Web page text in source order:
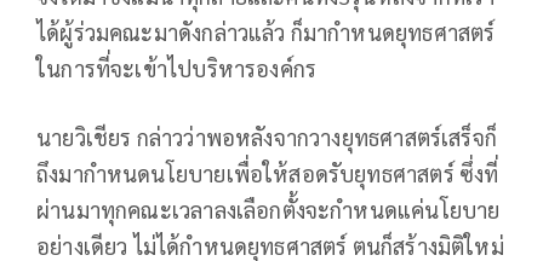
ได้ผู้ร่วมคณะมาดังกล่าวแล้ว ก็มากำหนดยุทธศาสตร์
ในการที่จะเข้าไปบริหารองค์กร
นายวิเชียร กล่าวว่าพอหลังจากวางยุทธศาสตร์เสร็จก็
ถึงมากำหนดนโยบายเพื่อให้สอดรับยุทธศาสตร์ ซึ่งที่
ผ่านมาทุกคณะเวลาลงเลือกตั้งจะกำหนดแค่นโยบาย
อย่างเดียว ไม่ได้กำหนดยุทธศาสตร์ ตนก็สร้างมิติใหม่